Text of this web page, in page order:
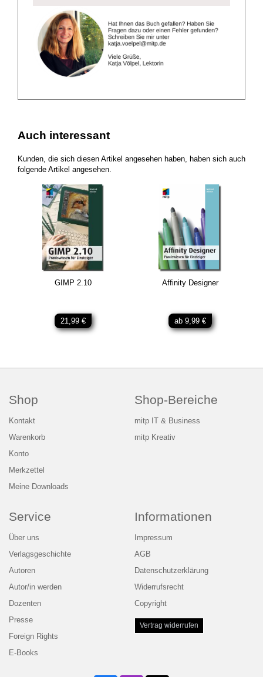
Auch interessant
Kunden, die sich diesen Artikel angesehen haben, haben sich auch
folgende Artikel angesehen.
GIMP 2.10
21,99 €
Affinity Designer
ab 9,99 €
Shop
Kontakt
Warenkorb
Konto
Merkzettel
Meine Downloads
Shop-Bereiche
mitp IT & Business
mitp Kreativ
Service
Über uns
Verlagsgeschichte
Autoren
Autor/in werden
Dozenten
Presse
Foreign Rights
E-Books
Informationen
Impressum
AGB
Datenschutzerklärung
Widerrufsrecht
Copyright
Vertrag widerrufen